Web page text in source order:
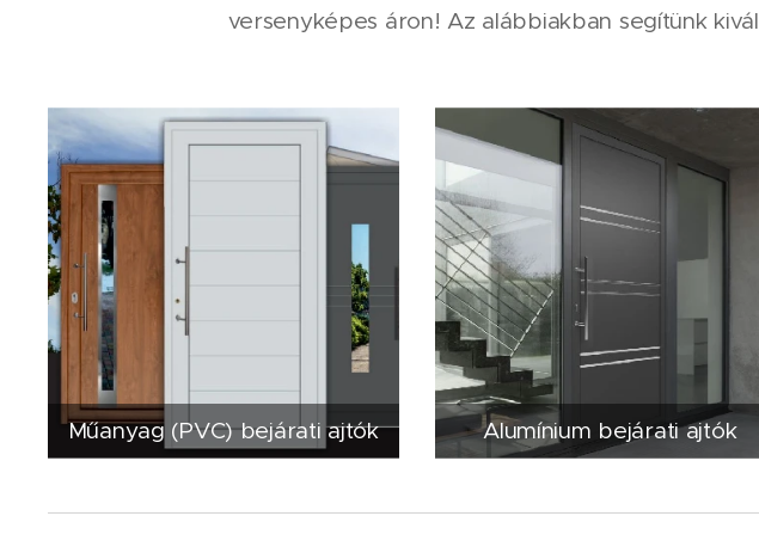
versenyképes áron! Az alábbiakban segítünk
Műanyag (PVC) bejárati ajtók Alumínium bejárati ajtók